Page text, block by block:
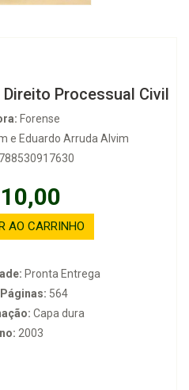
Processual Civil
Forense
e Eduardo Arruda Alvim
AO CARRINHO
Pronta Entrega
Páginas: 564
Capa dura
2003